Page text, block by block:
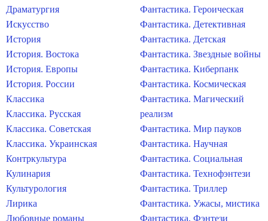
Драматургия
Искусство
История
История. Востока
История. Европы
История. России
Классика
Классика. Русская
Классика. Советская
Классика. Украинская
Контркультура
Кулинария
Культурология
Лирика
Любовные романы
Фантастика. Героическая
Фантастика. Детективная
Фантастика. Детская
Фантастика. Звездные войны
Фантастика. Киберпанк
Фантастика. Космическая
Фантастика. Магический
реализм
Фантастика. Мир пауков
Фантастика. Научная
Фантастика. Социальная
Фантастика. Технофэнтези
Фантастика. Триллер
Фантастика. Ужасы, мистика
Фантастика. Фэнтези